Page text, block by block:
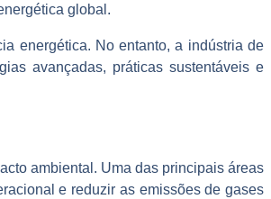
global.
energética. No entanto, a indústria de
avançadas, práticas sustentáveis e
ambiental. Uma das principais áreas
e reduzir as emissões de gases